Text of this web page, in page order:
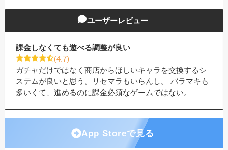
ユーザーレビュー
課金しなくても遊べる調整が良い
(4.7)
ガチャだけではなく商店からほしいキャラを交換するシ
ステムが良いと思う。リセマラもいらんし。 バラマキも
多いくて、進めるのに課金必須なゲームではない。
App Storeで見る